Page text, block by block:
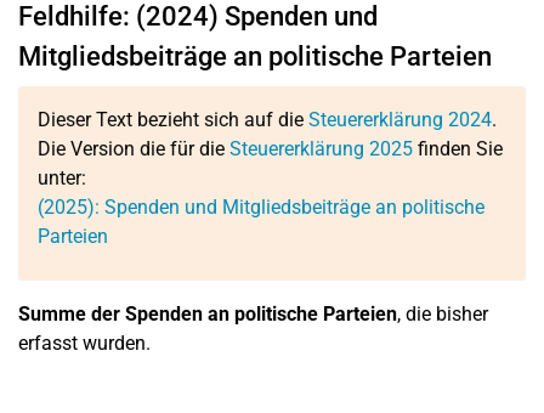
Feldhilfe: (2024) Spenden und
Mitgliedsbeiträge an politische Parteien
Dieser Text bezieht sich auf die Steuererklärung 2024.
Die Version die für die Steuererklärung 2025 finden Sie
unter:
(2025): Spenden und Mitgliedsbeiträge an politische
Parteien
Summe der Spenden an politische Parteien, die bisher
erfasst wurden.